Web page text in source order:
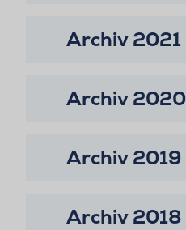
Archiv 2021
Archiv 2020
Archiv 2019
Archiv 2018